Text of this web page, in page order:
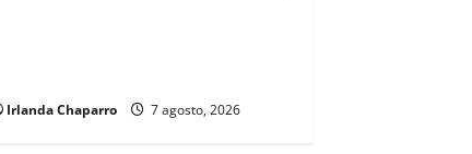
Irlanda Chaparro 7 agosto, 2026